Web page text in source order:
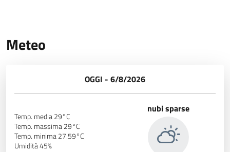
Meteo
OGGI - 6/8/2026
Temp. media 29°C
Temp. massima 29°C
Temp. minima 27.59°C
Umidità 45%
nubi sparse